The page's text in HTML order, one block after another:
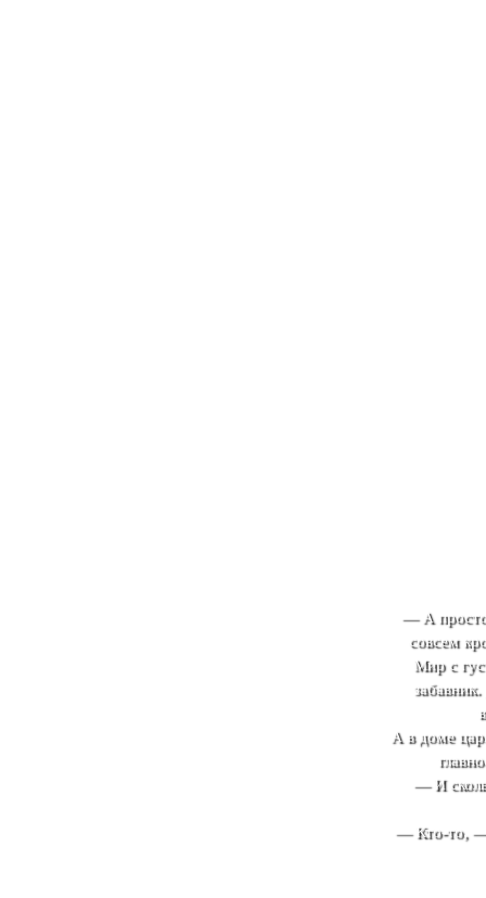
— А
совсем
Мир с
А в доме
— И
— Кто-то, —